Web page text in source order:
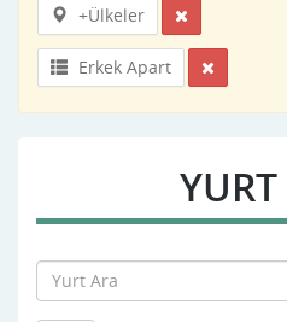
+Ülkeler
Erkek Apart